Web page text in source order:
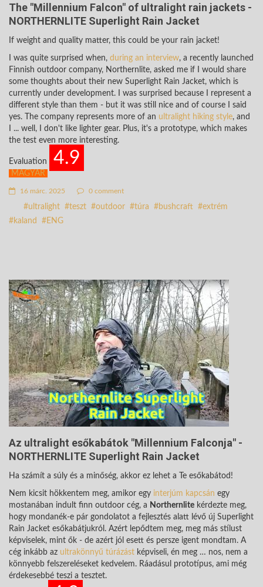
The "Millennium Falcon" of ultralight rain jackets -
NORTHERNLITE Superlight Rain Jacket
If weight and quality matter, this could be your rain jacket!
I was quite surprised when, during an interview, a recently launched
Finnish outdoor company, Northernlite, asked me if I would share
some thoughts about their new Superlight Rain Jacket, which is
currently under development. I was surprised because I represent a
different style than them - but it was still nice and of course I said
yes. The company represents more of an ultralight hiking style, and
I ... well, I don't like lighter gear. Plus, it's a prototype, which makes
the test even more interesting.
Evaluation 4.9
MAGYAR
16 márc. 2025 0 comment
ultralight teszt outdoor túra bushcraft
extrém
kaland
ENG
Az ultralight esőkabátok "Millennium Falconja" -
NORTHERNLITE Superlight Rain Jacket
Ha számít a súly és a minőség, akkor ez lehet a Te esőkabátod!
Nem kicsit hökkentem meg, amikor egy interjúm kapcsán egy
mostanában indult finn outdoor cég, a Northernlite kérdezte meg,
hogy mondanék-e pár gondolatot a fejlesztés alatt lévő új Superlight
Rain Jacket esőkabátjukról. Azért lepődtem meg, meg más stílust
képviselek, mint ők - de azért jól esett és persze igent mondtam. A
cég inkább az ultrakönnyű túrázást képviseli, én meg … nos, nem a
könnyebb felszereléseket kedvelem. Ráadásul prototípus, ami még
érdekesebbé teszi a tesztet.